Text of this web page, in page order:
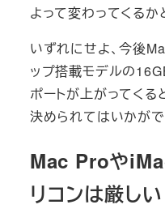
よって変わってくるか
いずれにせよ、今後
ップ搭載モデルの
ポートが上がってくる
決められてはいかがで
Mac Proや
リコンは厳しい